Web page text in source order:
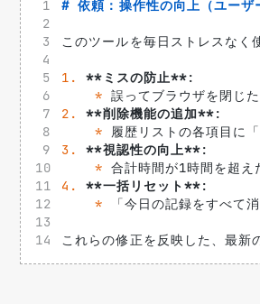
# 依頼：操作性の向上（ユーザ
このツールを毎日ストレスなく
1. **ミスの防止**:
* 誤ってブラウザを閉じ
2.
**削除機能の追加**:
* 履歴リストの各項目に
3.
**視認性の向上**:
* 合計時間が1時間を超
4.
**一括リセット**:
* 「今日の記録をすべて
これらの修正を反映した、最新